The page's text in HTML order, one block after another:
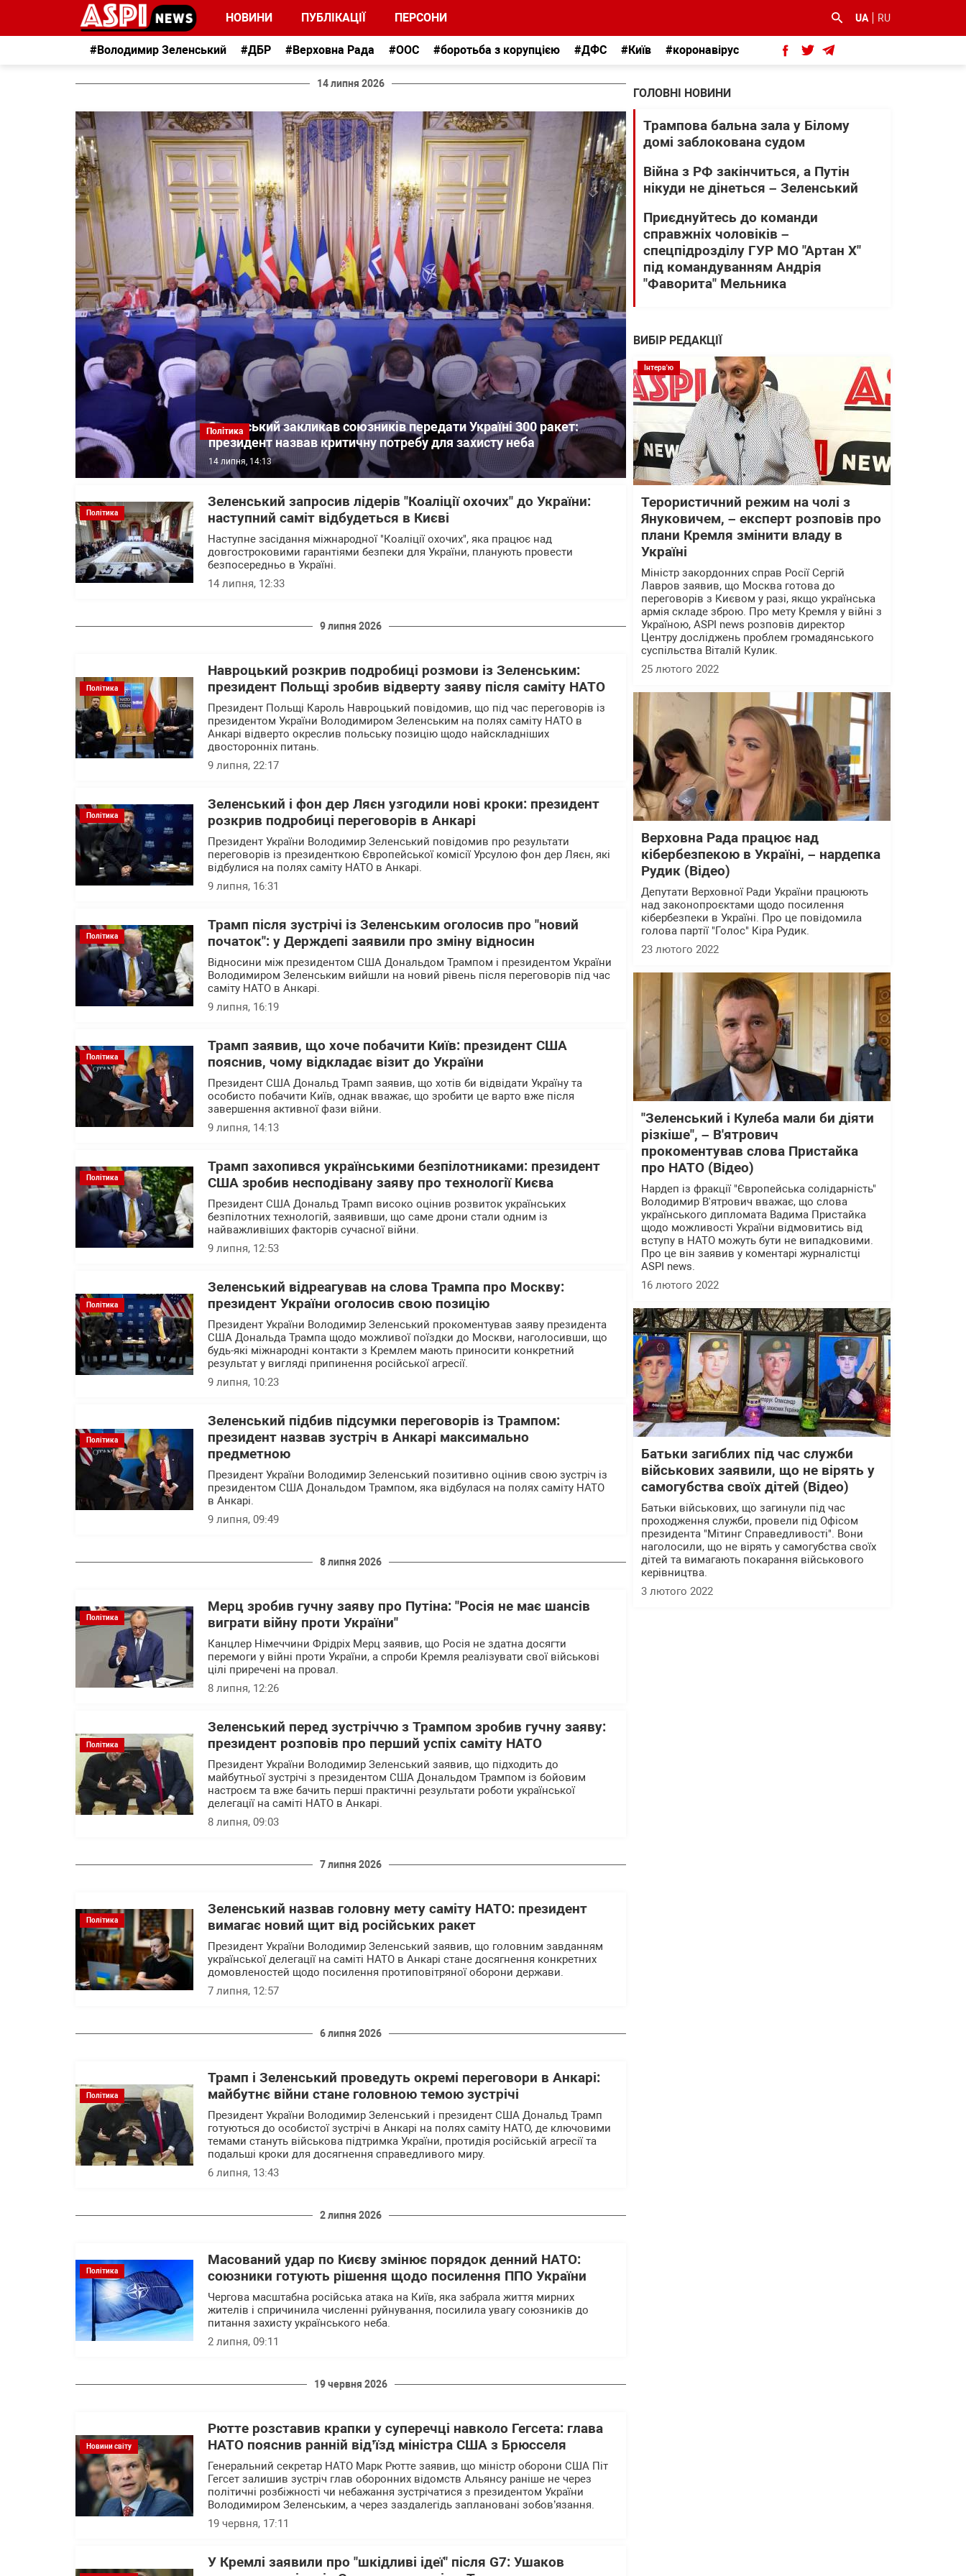
НОВИНИ ПУБЛІКАЦІЇ ПЕРСОНИ UA RU
#Володимир Зеленський #ДБР #Верховна Рада #ООС #боротьба з корупцією #ДФС #Київ #коронавірус
14 липня 2026
Політика
Зеленський закликав союзників передати Україні 300 ракет:
президент назвав критичну потребу для захисту неба
14 липня, 14:13
Політика
Зеленський запросив лідерів "Коаліції охочих" до України:
наступний саміт відбудеться в Києві
Наступне засідання міжнародної "Коаліції охочих", яка працює над
довгостроковими гарантіями безпеки для України, планують провести
безпосередньо в Україні.
14 липня, 12:33
9 липня 2026
Політика
Навроцький розкрив подробиці розмови із Зеленським:
президент Польщі зробив відверту заяву після саміту НАТО
Президент Польщі Кароль Навроцький повідомив, що під час переговорів із
президентом України Володимиром Зеленським на полях саміту НАТО в
Анкарі відверто окреслив польську позицію щодо найскладніших
двосторонніх питань.
9 липня, 22:17
Політика
Зеленський і фон дер Ляєн узгодили нові кроки: президент
розкрив подробиці переговорів в Анкарі
Президент України Володимир Зеленський повідомив про результати
переговорів із президенткою Європейської комісії Урсулою фон дер Ляєн, які
відбулися на полях саміту НАТО в Анкарі.
9 липня, 16:31
Політика
Трамп після зустрічі із Зеленським оголосив про "новий
початок": у Держдепі заявили про зміну відносин
Відносини між президентом США Дональдом Трампом і президентом України
Володимиром Зеленським вийшли на новий рівень після переговорів під час
саміту НАТО в Анкарі.
9 липня, 16:19
Політика
Трамп заявив, що хоче побачити Київ: президент США
пояснив, чому відкладає візит до України
Президент США Дональд Трамп заявив, що хотів би відвідати Україну та
особисто побачити Київ, однак вважає, що зробити це варто вже після
завершення активної фази війни.
9 липня, 14:13
Політика
Трамп захопився українськими безпілотниками: президент
США зробив несподівану заяву про технології Києва
Президент США Дональд Трамп високо оцінив розвиток українських
безпілотних технологій, заявивши, що саме дрони стали одним із
найважливіших факторів сучасної війни.
9 липня, 12:53
Політика
Зеленський відреагував на слова Трампа про Москву:
президент України оголосив свою позицію
Президент України Володимир Зеленський прокоментував заяву президента
США Дональда Трампа щодо можливої поїздки до Москви, наголосивши, що
будь-які міжнародні контакти з Кремлем мають приносити конкретний
результат у вигляді припинення російської агресії.
9 липня, 10:23
Політика
Зеленський підбив підсумки переговорів із Трампом:
президент назвав зустріч в Анкарі максимально
предметною
Президент України Володимир Зеленський позитивно оцінив свою зустріч із
президентом США Дональдом Трампом, яка відбулася на полях саміту НАТО
в Анкарі.
9 липня, 09:49
8 липня 2026
Політика
Мерц зробив гучну заяву про Путіна: "Росія не має шансів
виграти війну проти України"
Канцлер Німеччини Фрідріх Мерц заявив, що Росія не здатна досягти
перемоги у війні проти України, а спроби Кремля реалізувати свої військові
цілі приречені на провал.
8 липня, 12:26
Політика
Зеленський перед зустріччю з Трампом зробив гучну заяву:
президент розповів про перший успіх саміту НАТО
Президент України Володимир Зеленський заявив, що підходить до
майбутньої зустрічі з президентом США Дональдом Трампом із бойовим
настроєм та вже бачить перші практичні результати роботи української
делегації на саміті НАТО в Анкарі.
8 липня, 09:03
7 липня 2026
Політика
Зеленський назвав головну мету саміту НАТО: президент
вимагає новий щит від російських ракет
Президент України Володимир Зеленський заявив, що головним завданням
української делегації на саміті НАТО в Анкарі стане досягнення конкретних
домовленостей щодо посилення протиповітряної оборони держави.
7 липня, 12:57
6 липня 2026
Політика
Трамп і Зеленський проведуть окремі переговори в Анкарі:
майбутнє війни стане головною темою зустрічі
Президент України Володимир Зеленський і президент США Дональд Трамп
готуються до особистої зустрічі в Анкарі на полях саміту НАТО, де ключовими
темами стануть військова підтримка України, протидія російській агресії та
подальші кроки для досягнення справедливого миру.
6 липня, 13:43
2 липня 2026
Політика
Масований удар по Києву змінює порядок денний НАТО:
союзники готують рішення щодо посилення ППО України
Чергова масштабна російська атака на Київ, яка забрала життя мирних
жителів і спричинила численні руйнування, посилила увагу союзників до
питання захисту українського неба.
2 липня, 09:11
19 червня 2026
Новини світу
Рютте розставив крапки у суперечці навколо Гегсета: глава
НАТО пояснив ранній від’їзд міністра США з Брюсселя
Генеральний секретар НАТО Марк Рютте заявив, що міністр оборони США Піт
Гегсет залишив зустріч глав оборонних відомств Альянсу раніше не через
політичні розбіжності чи небажання зустрічатися з президентом України
Володимиром Зеленським, а через заздалегідь заплановані зобов’язання.
19 червня, 17:11
У Кремлі заявили про "шкідливі ідеї" після G7: Ушаков
ГОЛОВНІ НОВИНИ
Трампова бальна зала у Білому
домі заблокована судом
Війна з РФ закінчиться, а Путін
нікуди не дінеться – Зеленський
Приєднуйтесь до команди
справжніх чоловіків –
спецпідрозділу ГУР МО "Артан Х"
під командуванням Андрія
"Фаворита" Мельника
ВИБІР РЕДАКЦІЇ
Інтерв'ю
Терористичний режим на чолі з
Януковичем, – експерт розповів про
плани Кремля змінити владу в
Україні
Міністр закордонних справ Росії Сергій
Лавров заявив, що Москва готова до
переговорів з Києвом у разі, якщо українська
армія складе зброю. Про мету Кремля у війні з
Україною, ASPI news розповів директор
Центру досліджень проблем громадянського
суспільства Віталій Кулик.
25 лютого 2022
Верховна Рада працює над
кібербезпекою в Україні, – нардепка
Рудик (Відео)
Депутати Верховної Ради України працюють
над законопроєктами щодо посилення
кібербезпеки в Україні. Про це повідомила
голова партії "Голос" Кіра Рудик.
23 лютого 2022
"Зеленський і Кулеба мали би діяти
різкіше", – В'ятрович
прокоментував слова Пристайка
про НАТО (Відео)
Нардеп із фракції "Європейська солідарність"
Володимир В'ятрович вважає, що слова
українського дипломата Вадима Пристайка
щодо можливості України відмовитись від
вступу в НАТО можуть бути не випадковими.
Про це він заявив у коментарі журналістці
ASPI news.
16 лютого 2022
Батьки загиблих під час служби
військових заявили, що не вірять у
самогубства своїх дітей (Відео)
Батьки військових, що загинули під час
проходження служби, провели під Офісом
президента "Мітинг Справедливості". Вони
наголосили, що не вірять у самогубства своїх
дітей та вимагають покарання військового
керівництва.
3 лютого 2022